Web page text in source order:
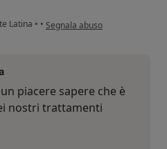
Latina • • secondo l'opinione dell'utente
Segnala abuso
piacere sapere che è
nostri trattamenti